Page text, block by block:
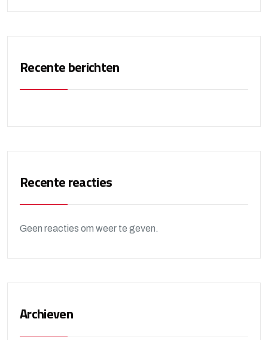
Recente berichten
Recente reacties
Geen reacties om weer te geven.
Archieven